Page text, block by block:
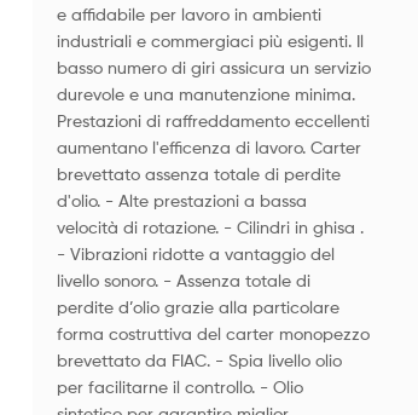
e affidabile per lavoro in ambienti
industriali e commergiaci più esigenti. Il
basso numero di giri assicura un servizio
durevole e una manutenzione minima.
Prestazioni di raffreddamento eccellenti
aumentano l'efficenza di lavoro. Carter
brevettato assenza totale di perdite
d'olio. - Alte prestazioni a bassa
velocità di rotazione. - Cilindri in ghisa .
- Vibrazioni ridotte a vantaggio del
livello sonoro. - Assenza totale di
perdite d’olio grazie alla particolare
forma costruttiva del carter monopezzo
brevettato da FIAC. - Spia livello olio
per facilitarne il controllo. - Olio